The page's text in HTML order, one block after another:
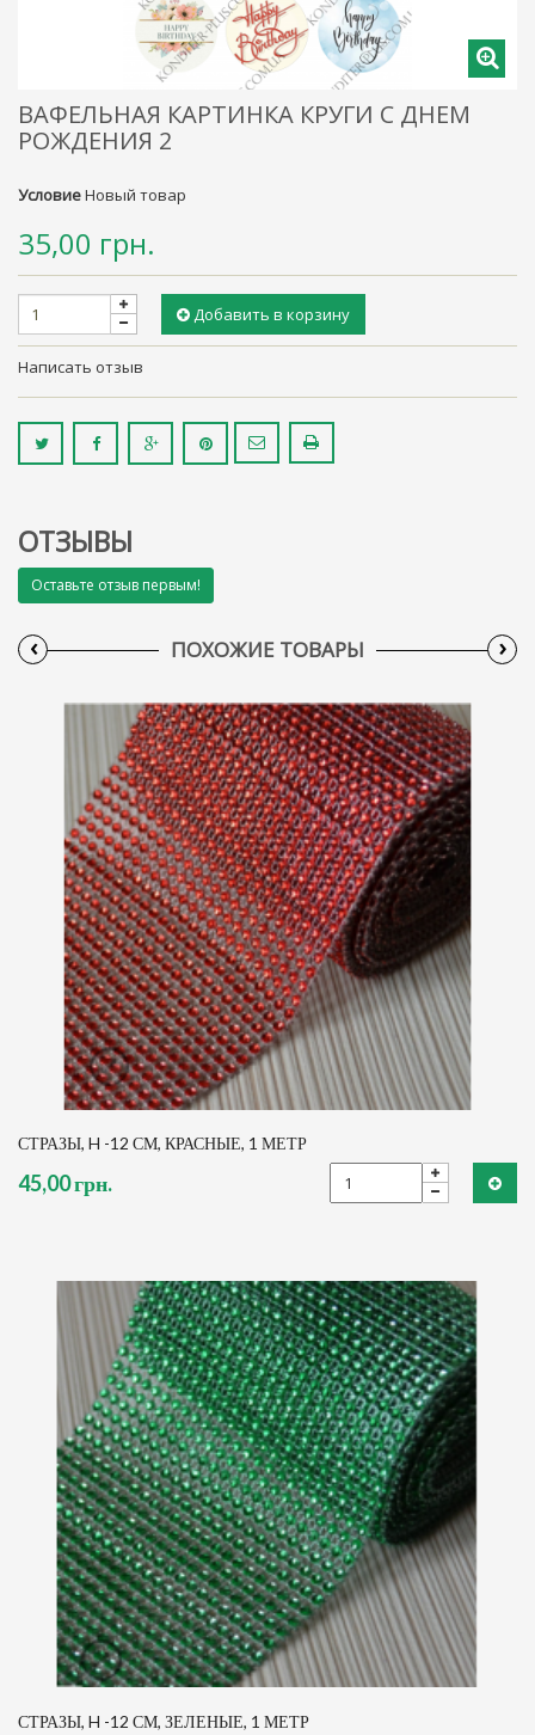
ВАФЕЛЬНАЯ КАРТИНКА КРУГИ С ДНЕМ
РОЖДЕНИЯ 2
УсловиеНовый товар
35,00 грн.
Добавить в корзину
Написать отзыв
ОТЗЫВЫ
Оставьте отзыв первым!
ПОХОЖИЕ ТОВАРЫ
‹ ›
СТРАЗЫ, H -12 СМ, КРАСНЫЕ, 1 МЕТР
45,00 грн.
СТРАЗЫ, H -12 СМ, ЗЕЛЕНЫЕ, 1 МЕТР